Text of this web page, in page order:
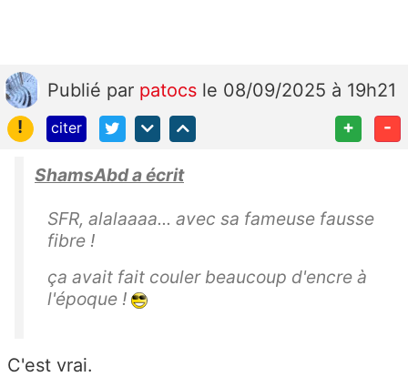
Publié par patocs le 08/09/2025 à 19h21
!
citer + -
ShamsAbd a écrit
SFR, alalaaaa... avec sa fameuse fausse
fibre !
ça avait fait couler beaucoup d'encre à
l'époque !
C'est vrai.